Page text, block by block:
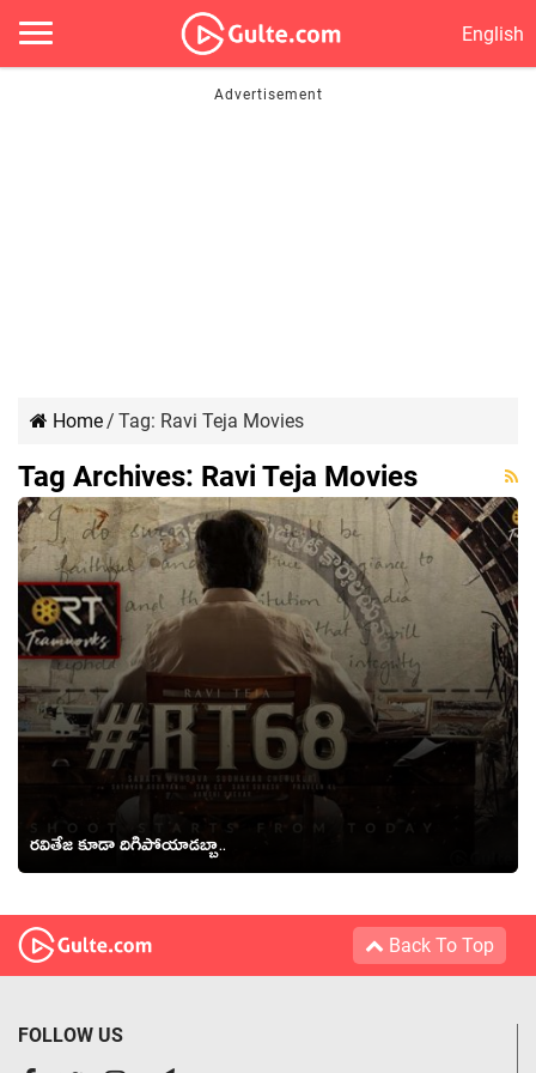
English
Home/ Tag: Ravi Teja Movies
Tag Archives: Ravi Teja Movies
రవితేజ కూడా దిగిపోయాడబ్బా..
Back To Top
FOLLOW US